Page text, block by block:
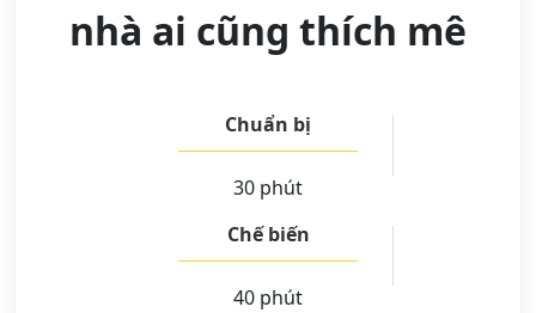
nhà ai cũng thích mê
Chuẩn bị
30 phút
Chế biến
40 phút